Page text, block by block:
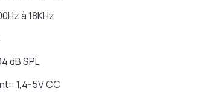
à 18KHz
dB SPL
1,4-5V CC